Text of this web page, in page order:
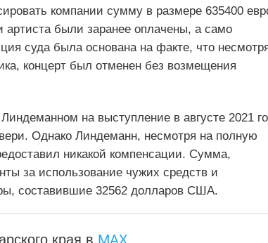
компании сумму в размере 635400
артиста были заранее оплачены, а само
суда была основана на факте, что
концерт был отменен без возмещения
на выступление в августе 2021
Однако Линдеманн, несмотря на полную
никакой компенсации. Сумма,
за использование чужих средств и
составившие 32562 долларов США.
края в